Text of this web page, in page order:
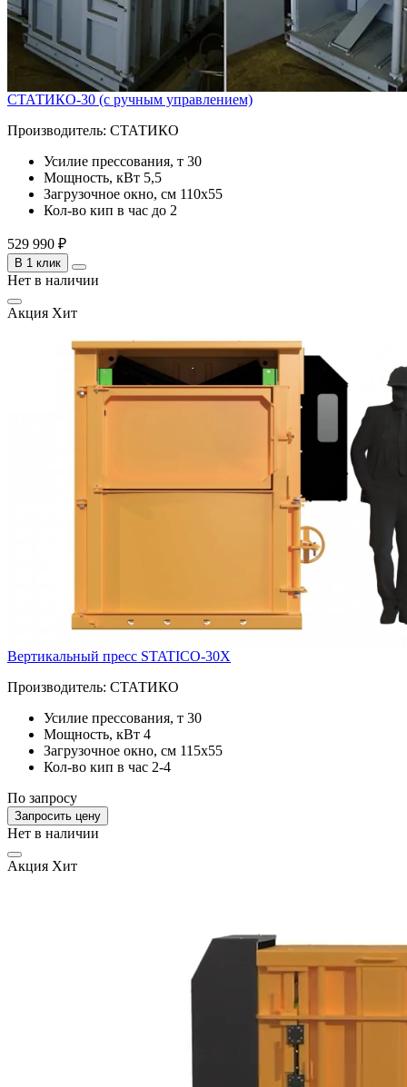
СТАТИКО-30 (с ручным управлением)
Производитель: СТАТИКО
Усилие прессования, т 30
Мощность, кВт 5,5
Загрузочное окно, см 110х55
Кол-во кип в час до 2
529 990 ₽
В 1 клик
Нет в наличии
Акция Хит
Вертикальный пресс STATICO-30X
Производитель: СТАТИКО
Усилие прессования, т 30
Мощность, кВт 4
Загрузочное окно, см 115x55
Кол-во кип в час 2-4
По запросу
Запросить цену
Нет в наличии
Акция Хит